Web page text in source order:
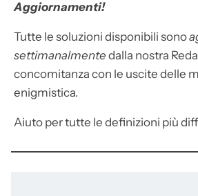
Aggiornamenti!
Tutte le soluzioni disponibili sono
settimanalmente dalla nostra
concomitanza con le uscite delle
enigmistica.
Aiuto per tutte le definizioni più